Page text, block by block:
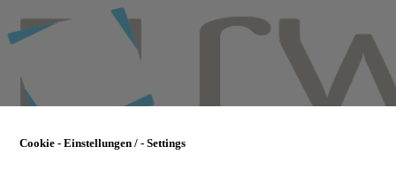
to
main
Cookie - Einstellungen / - Settings